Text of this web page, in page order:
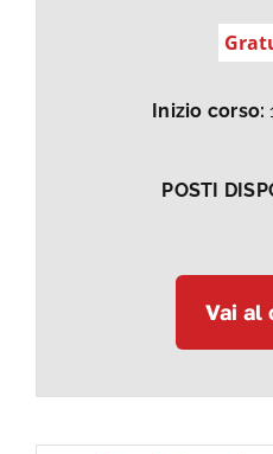
Inizio corso:
POSTI
Vai al